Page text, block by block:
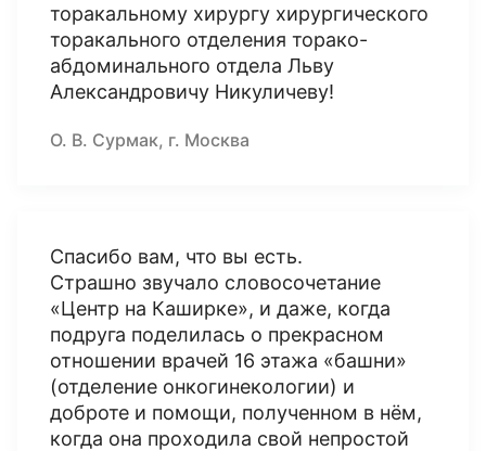
торакальному хирургу хирургического
торакального отделения торако-
абдоминального отдела Льву
Александровичу Никуличеву!
О. В. Сурмак, г. Москва
Спасибо вам, что вы есть.
Страшно звучало словосочетание
«Центр на Каширке», и даже, когда
подруга поделилась о прекрасном
отношении врачей 16 этажа «башни»
(отделение онкогинекологии) и
доброте и помощи, полученном в нём,
когда она проходила свой непростой